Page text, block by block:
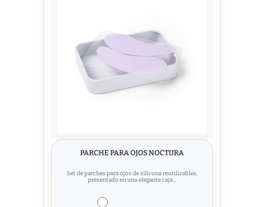
PARCHE PARA OJOS NOCTURA
Set de parches para ojos de silicona reutilizables,
presentado en una elegante caja...